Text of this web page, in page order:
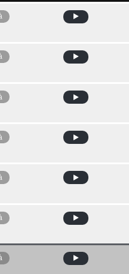
Avui